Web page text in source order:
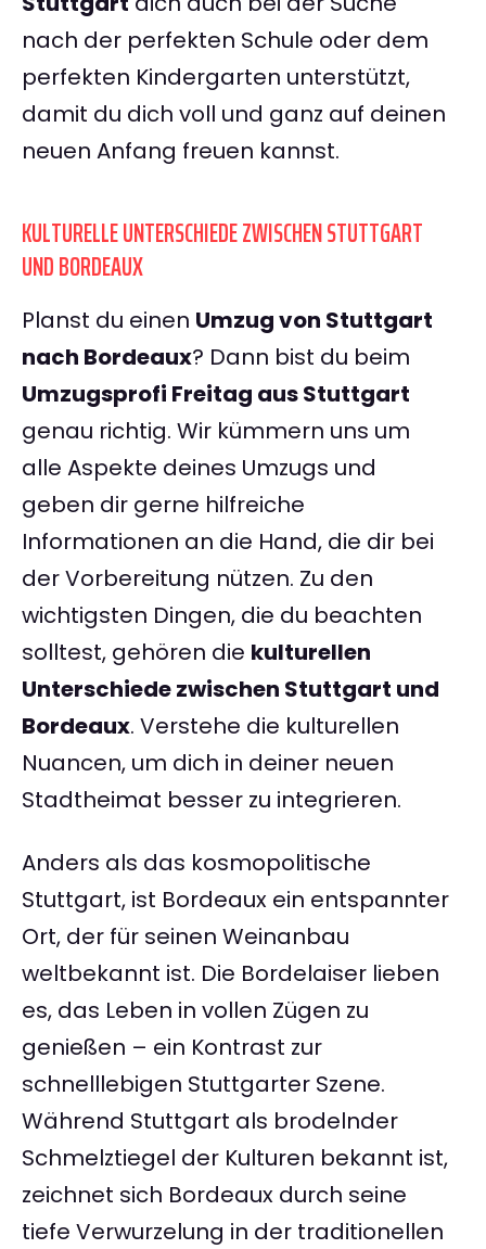
nach der perfekten Schule oder dem
perfekten Kindergarten unterstützt,
damit du dich voll und ganz auf deinen
neuen Anfang freuen kannst.
KULTURELLE UNTERSCHIEDE ZWISCHEN STUTTGART
UND BORDEAUX
Planst du einen Umzug von Stuttgart
nach Bordeaux? Dann bist du beim
Umzugsprofi Freitag aus Stuttgart
genau richtig. Wir kümmern uns um
alle Aspekte deines Umzugs und
geben dir gerne hilfreiche
Informationen an die Hand, die dir bei
der Vorbereitung nützen. Zu den
wichtigsten Dingen, die du beachten
solltest, gehören die kulturellen
Unterschiede zwischen Stuttgart und
Bordeaux. Verstehe die kulturellen
Nuancen, um dich in deiner neuen
Stadtheimat besser zu integrieren.
Anders als das kosmopolitische
Stuttgart, ist Bordeaux ein entspannter
Ort, der für seinen Weinanbau
weltbekannt ist. Die Bordelaiser lieben
es, das Leben in vollen Zügen zu
genießen – ein Kontrast zur
schnelllebigen Stuttgarter Szene.
Während Stuttgart als brodelnder
Schmelztiegel der Kulturen bekannt ist,
zeichnet sich Bordeaux durch seine
tiefe Verwurzelung in der traditionellen